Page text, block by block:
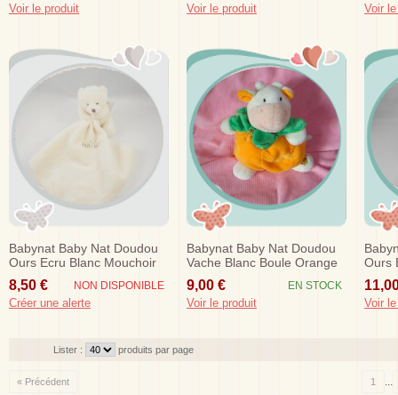
Voir le produit Voir le produit Voir
Babynat Baby Nat Doudou
Ours Ecru Blanc Mouchoir
Sos
8,50 € NON DISPONIBLE
Créer une alerte
Babynat Baby Nat Doudou
Vache Blanc Boule Orange
Jaune Vert Sos
9,00 € EN STOCK
Voir le produit
Ours
Voir
Lister : produits par page
« Précédent 1